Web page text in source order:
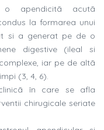
apendicitã acutã
la formarea unui
si a generat pe de o
digestive (ileal si
iar pe de altã
(3, 4, 6).
în care se afla
chirugicale seriate